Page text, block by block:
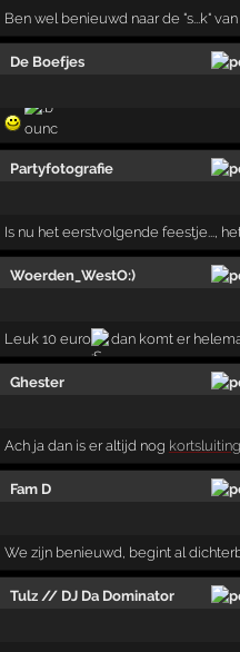
Ben wel benieuwd naar de "s...k"
De Boefjes
Partyfotografie
Is nu het eerstvolgende feestje...,
Woerden_WestO:)
Leuk 10 euro dan komt er
Ghester
Ach ja dan is er altijd nog kortsluiting
Fam D
We zijn benieuwd, begint al
Tulz // DJ Da Dominator